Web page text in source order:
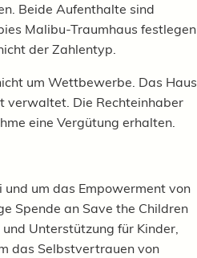
Beide Aufenthalte sind
Malibu-Traumhaus festlegen
der Zahlentyp.
um Wettbewerbe. Das Haus
verwaltet. Die Rechteinhaber
eine Vergütung erhalten.
und um das Empowerment von
Spende an Save the Children
Unterstützung für Kinder,
das Selbstvertrauen von